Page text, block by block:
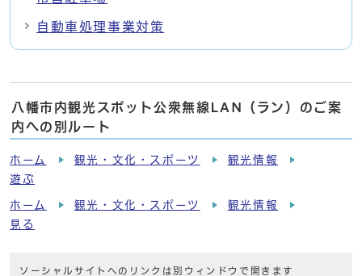
自動車処理事業対策
八幡市内観光スポット公衆無線LAN（ラン）のご案
内への別ルート
ホーム 観光・文化・スポーツ
観光情報
遊ぶ
ホーム 観光・文化・スポーツ
観光情報
見る
ソーシャルサイトへのリンクは別ウィンドウで開きます